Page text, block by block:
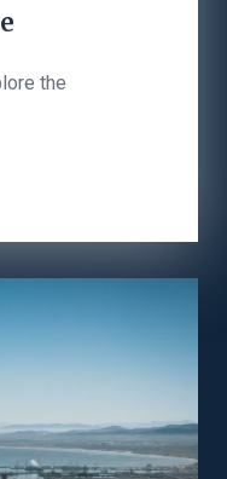
the